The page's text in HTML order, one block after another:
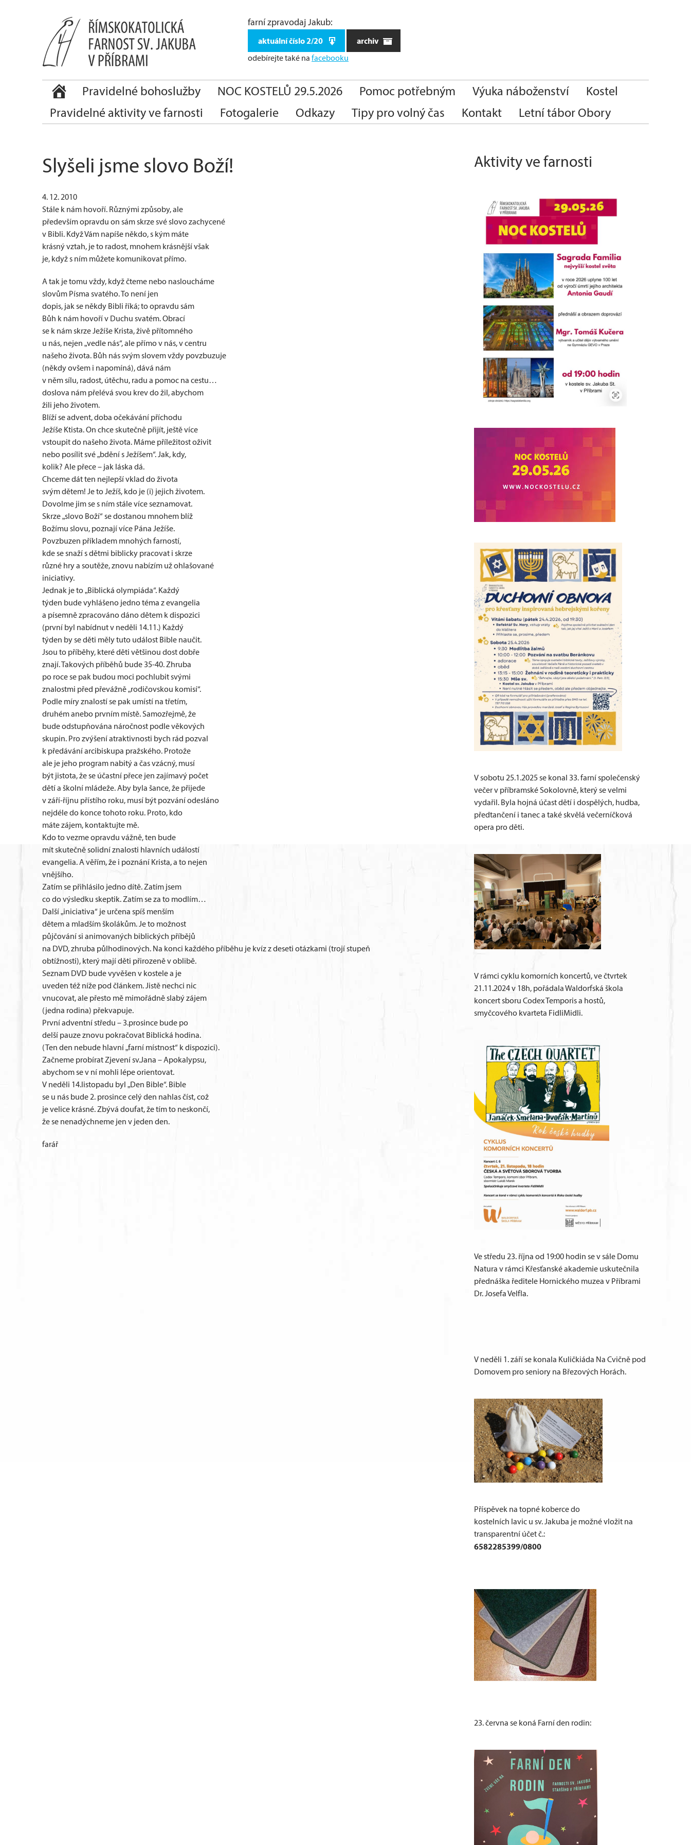
farní zpravodaj Jakub:
aktuální číslo 2/20 archiv
odebírejte také na facebooku
Pravidelné bohoslužby NOC KOSTELŮ 29.5.2026 Pomoc potřebným Výuka náboženství
Kostel
Pravidelné aktivity ve farnosti
Fotogalerie Odkazy Tipy pro volný čas Kontakt Letní tábor Obory
Slyšeli jsme slovo Boží!
4. 12. 2010
Stále k nám hovoří. Různými způsoby, ale
především opravdu on sám skrze své slovo zachycené
v Bibli. Když Vám napíše někdo, s kým máte
krásný vztah, je to radost, mnohem krásnější však
je, když s ním můžete komunikovat přímo.
A tak je tomu vždy, když čteme nebo nasloucháme
slovům Písma svatého. To není jen
dopis, jak se někdy Bibli říká; to opravdu sám
Bůh k nám hovoří v Duchu svatém. Obrací
se k nám skrze Ježíše Krista, živě přítomného
u nás, nejen „vedle nás“, ale přímo v nás, v centru
našeho života. Bůh nás svým slovem vždy povzbuzuje
(někdy ovšem i napomíná), dává nám
v něm sílu, radost, útěchu, radu a pomoc na cestu…
doslova nám přelévá svou krev do žil, abychom
žili jeho životem.
Blíží se advent, doba očekávání příchodu
Ježíše Ktista. On chce skutečně přijít, ještě více
vstoupit do našeho života. Máme příležitost oživit
nebo posílit své „bdění s Ježíšem“. Jak, kdy,
kolik? Ale přece – jak láska dá.
Chceme dát ten nejlepší vklad do života
svým dětem! Je to Ježíš, kdo je (i) jejich životem.
Dovolme jim se s ním stále více seznamovat.
Skrze „slovo Boží“ se dostanou mnohem blíž
Božímu slovu, poznají více Pána Ježíše.
Povzbuzen příkladem mnohých farností,
kde se snaží s dětmi biblicky pracovat i skrze
různé hry a soutěže, znovu nabízím už ohlašované
iniciativy.
Jednak je to „Biblická olympiáda“. Každý
týden bude vyhlášeno jedno téma z evangelia
a písemně zpracováno dáno dětem k dispozici
(první byl nabídnut v neděli 14.11.) Každý
týden by se děti měly tuto událost Bible naučit.
Jsou to příběhy, které děti většinou dost dobře
znají. Takových příběhů bude 35-40. Zhruba
po roce se pak budou moci pochlubit svými
znalostmi před převážně „rodičovskou komisí“.
Podle míry znalostí se pak umístí na třetím,
druhém anebo prvním místě. Samozřejmě, že
bude odstupňována náročnost podle věkových
skupin. Pro zvýšení atraktivnosti bych rád pozval
k předávání arcibiskupa pražského. Protože
ale je jeho program nabitý a čas vzácný, musí
být jistota, že se účastní přece jen zajímavý počet
dětí a školní mládeže. Aby byla šance, že přijede
v září-říjnu přístího roku, musí být pozvání odesláno
nejdéle do konce tohoto roku. Proto, kdo
máte zájem, kontaktujte mě.
Kdo to vezme opravdu vážně, ten bude
mít skutečně solidní znalosti hlavních událostí
evangelia. A věřím, že i poznání Krista, a to nejen
vnějšího.
Zatím se přihlásilo jedno dítě. Zatím jsem
co do výsledku skeptik. Zatím se za to modlím…
Další „iniciativa“ je určena spíš menším
dětem a mladším školákům. Je to možnost
půjčování si animovaných biblických příbějů
na DVD, zhruba půlhodinových. Na konci každého příběhu je kvíz z deseti otázkami (trojí stupeň
obtížnosti), který mají děti přirozeně v oblibě.
Seznam DVD bude vyvěšen v kostele a je
uveden též níže pod článkem. Jistě nechci nic
vnucovat, ale přesto mě mimořádně slabý zájem
(jedna rodina) překvapuje.
První adventní středu – 3.prosince bude po
delší pauze znovu pokračovat Biblická hodina.
(Ten den nebude hlavní „farní místnost“ k dispozici).
Začneme probírat Zjevení sv.Jana – Apokalypsu,
abychom se v ní mohli lépe orientovat.
V neděli 14.listopadu byl „Den Bible“. Bible
se u nás bude 2. prosince celý den nahlas číst, což
je velice krásné. Zbývá doufat, že tím to neskončí,
že se nenadýchneme jen v jeden den.
farář
Aktivity ve farnosti
V sobotu 25.1.2025 se konal 33. farní společenský
večer v příbramské Sokolovně, který se velmi
vydařil. Byla hojná účast dětí i dospělých, hudba,
předtančení i tanec a také skvělá večerníčková
opera pro děti.
V rámci cyklu komorních koncertů, ve čtvrtek
21.11.2024 v 18h, pořádala Waldorfská škola
koncert sboru Codex Temporis a hostů,
smyčcového kvarteta FidliMidli.
Ve středu 23. října od 19:00 hodin se v sále Domu
Natura v rámci Křesťanské akademie uskutečnila
přednáška ředitele Hornického muzea v Příbrami
Dr. Josefa Velfla.
V neděli 1. září se konala Kuličkiáda Na Cvičně pod
Domovem pro seniory na Březových Horách.
Příspěvek na topné koberce do
kostelních lavic u sv. Jakuba je možné vložit na
transparentní účet č.:
6582285399/0800
23. června se koná Farní den rodin: